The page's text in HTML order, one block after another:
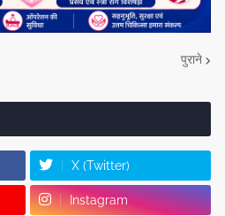
पुराने
X (Twitter)
Instagram